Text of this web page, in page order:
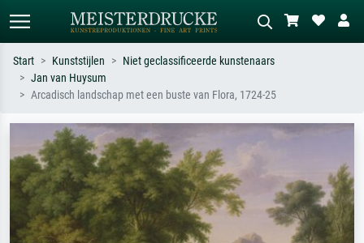
Standaard zoeken AI-beeldzoeker
Monet, Sterrennacht, impressionisme,
Hokusai-golf, naakt.
weide, abstract met veel rood, donker
olieverfschilderij, staand naakt naast
Start Kunststijlen
Niet geclassificeerde kunstenaars
Jan van Huysum
Arcadisch landschap met een buste van Flora, 1724-25